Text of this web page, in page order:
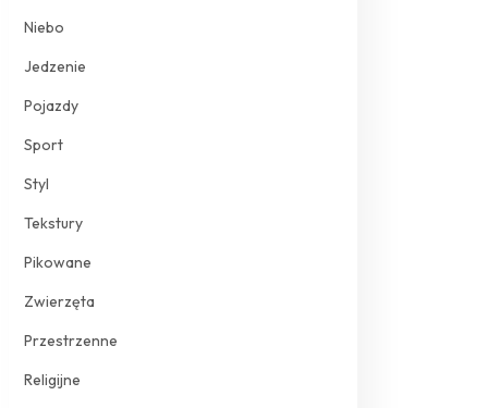
Niebo
Jedzenie
Pojazdy
Sport
Styl
Tekstury
Pikowane
Zwierzęta
Przestrzenne
Religijne